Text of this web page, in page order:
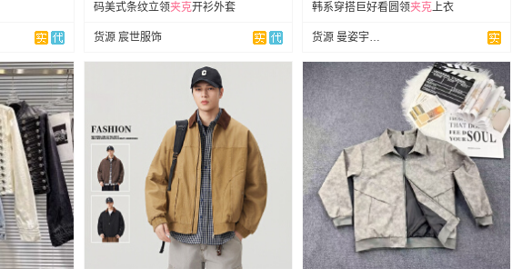
码美式条纹立领夹克开衫外套
货源 宸世服饰
韩系穿搭巨好看圆领夹克上衣
货源 曼姿宇服饰